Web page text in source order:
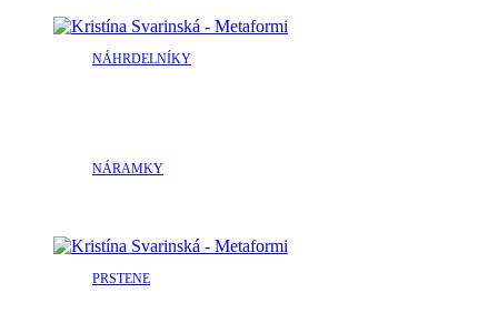
NÁHRDELNÍKY
NÁRAMKY
PRSTENE